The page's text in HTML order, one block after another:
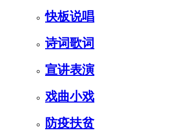
快板说唱
诗词歌词
宣讲表演
戏曲小戏
防疫扶贫